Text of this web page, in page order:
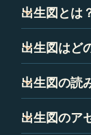
出生図とは
出生図は、ネイ
なたが生まれ
これらの記号の
ついて多くを
出生図はど
出生図は、あな
づいて計算さ
出生図の読
出生図を読むこ
しれませんが
出生図のア